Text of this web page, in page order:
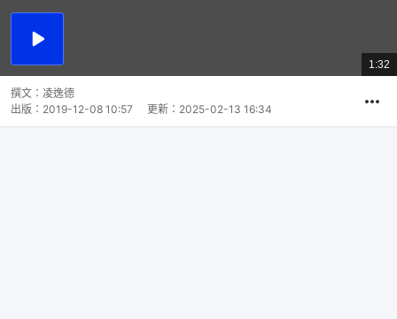
播
總
共
1:32
撰文： 凌逸德
出版： 2019-12-08 10:57 更新： 2025-02-13 16:34